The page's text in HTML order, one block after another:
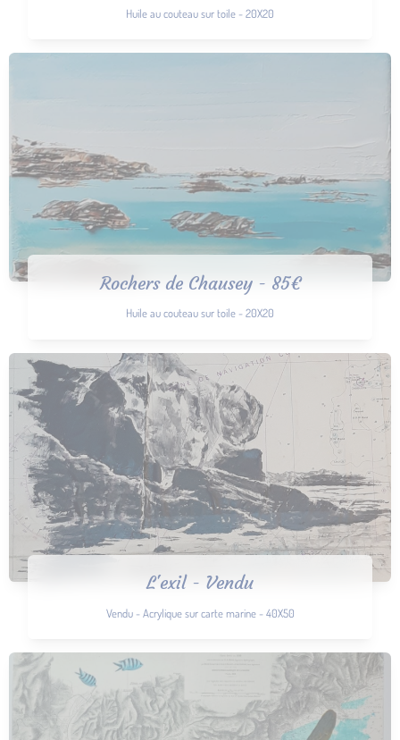
Huile au couteau sur toile - 20X20
Rochers de Chausey - 85€
Huile au couteau sur toile - 20X20
L'exil - Vendu
Vendu - Acrylique sur carte marine - 40X50